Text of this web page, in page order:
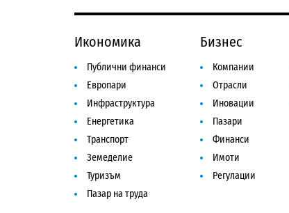
Икономика
Публични финанси
Европари
Инфраструктура
Енергетика
Транспорт
Земеделие
Туризъм
Пазар на труда
Бизнес
Компании
Отрасли
Иновации
Пазари
Финанси
Имоти
Регулации